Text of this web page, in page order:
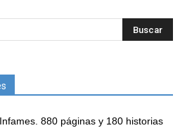
880 páginas y 180 historias